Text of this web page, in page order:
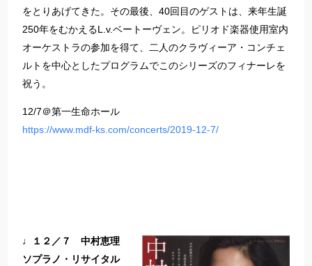
をとりあげてきた。その最後、40回目のゲストは、来年生誕
250年をむかえるL.v.ベートーヴェン。ピリオド楽器使用室内
オーケストラの参加を得て、二人のクラヴィーア・コンチェ
ルトを中心としたプログラムでこのシリーズのフィナーレを
祝う。
12/7＠第一生命ホール
https://www.mdf-ks.com/concerts/2019-12-7/
♩１２／７ 中村恵理
ソプラノ・リサイタル